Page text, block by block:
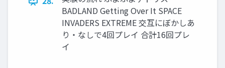
BADLAND Getting Over It SPACE
INVADERS EXTREME 交互にぼかしあ
り・なしで4回プレイ 合計16回プレ
イ